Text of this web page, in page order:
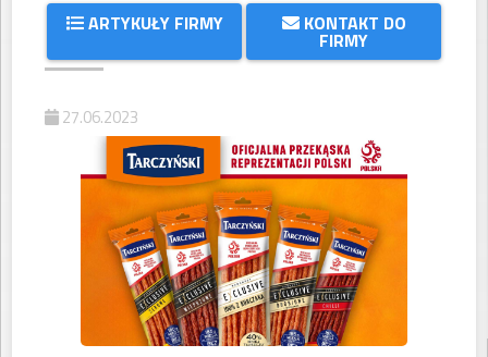
ARTYKUŁY FIRMY KONTAKT DO
FIRMY
27.06.2023